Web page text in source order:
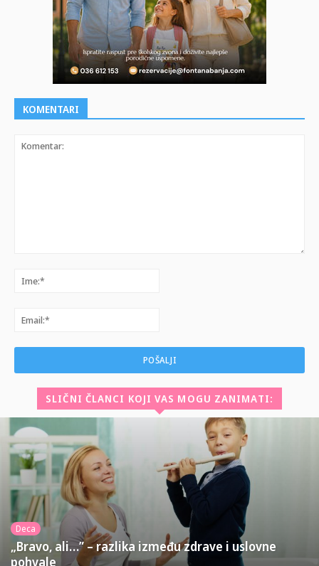
KOMENTARI
SLIČNI ČLANCI KOJI VAS MOGU ZANIMATI:
Deca
„Bravo, ali…” – razlika između zdrave i uslovne
pohvale